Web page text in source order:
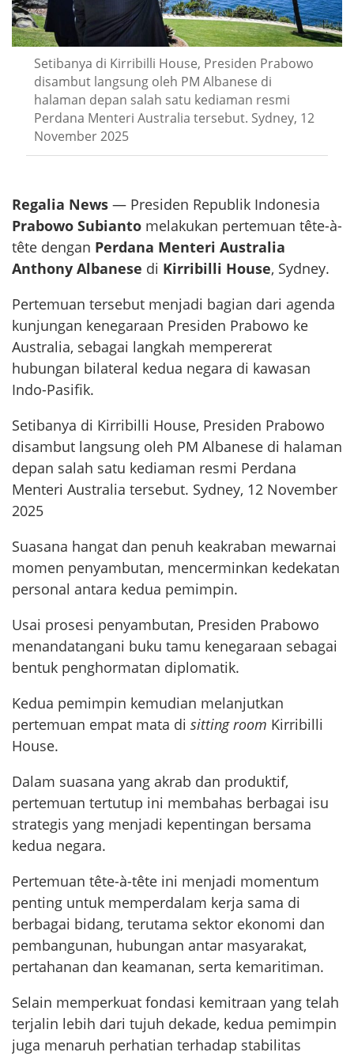
Setibanya di Kirribilli House, Presiden Prabowo
disambut langsung oleh PM Albanese di
halaman depan salah satu kediaman resmi
Perdana Menteri Australia tersebut. Sydney, 12
November 2025
Regalia News — Presiden Republik Indonesia
Prabowo Subianto melakukan pertemuan tête-à-
tête dengan Perdana Menteri Australia
Anthony Albanese di Kirribilli House, Sydney.
Pertemuan tersebut menjadi bagian dari agenda
kunjungan kenegaraan Presiden Prabowo ke
Australia, sebagai langkah mempererat
hubungan bilateral kedua negara di kawasan
Indo-Pasifik.
Setibanya di Kirribilli House, Presiden Prabowo
disambut langsung oleh PM Albanese di halaman
depan salah satu kediaman resmi Perdana
Menteri Australia tersebut. Sydney, 12 November
2025
Suasana hangat dan penuh keakraban mewarnai
momen penyambutan, mencerminkan kedekatan
personal antara kedua pemimpin.
Usai prosesi penyambutan, Presiden Prabowo
menandatangani buku tamu kenegaraan sebagai
bentuk penghormatan diplomatik.
Kedua pemimpin kemudian melanjutkan
pertemuan empat mata di sitting room Kirribilli
House.
Dalam suasana yang akrab dan produktif,
pertemuan tertutup ini membahas berbagai isu
strategis yang menjadi kepentingan bersama
kedua negara.
Pertemuan tête-à-tête ini menjadi momentum
penting untuk memperdalam kerja sama di
berbagai bidang, terutama sektor ekonomi dan
pembangunan, hubungan antar masyarakat,
pertahanan dan keamanan, serta kemaritiman.
Selain memperkuat fondasi kemitraan yang telah
terjalin lebih dari tujuh dekade, kedua pemimpin
juga menaruh perhatian terhadap stabilitas